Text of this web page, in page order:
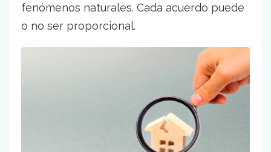
fenómenos naturales. Cada acuerdo puede
o no ser proporcional.